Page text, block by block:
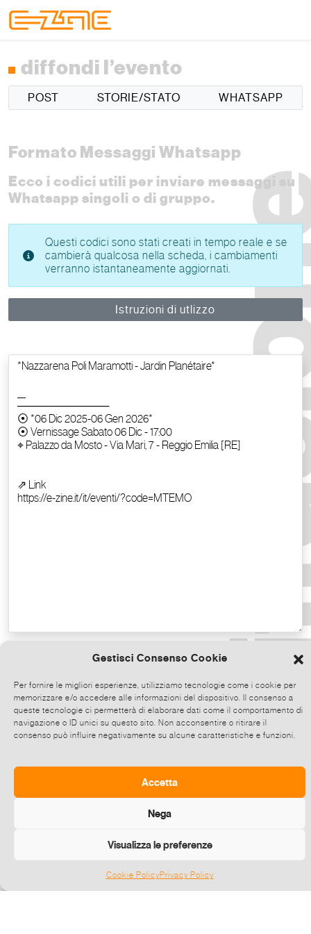
Gestisci Consenso Cookie
Per fornire le migliori esperienze, utilizziamo tecnologie come i cookie per
memorizzare e/o accedere alle informazioni del dispositivo. Il consenso a
queste tecnologie ci permetterà di elaborare dati come il comportamento di
navigazione o ID unici su questo sito. Non acconsentire o ritirare il
consenso può influire negativamente su alcune caratteristiche e funzioni.
Accetta
Nega
Visualizza le preferenze
Cookie PolicyPrivacy Policy
diffondi l’evento
POST STORIE/STATO WHATSAPP
Formato Messaggi Whatsapp
Ecco i codici utili per inviare messaggi su
Whatsapp singoli o di gruppo.
Questi codici sono stati creati in tempo reale e se
cambierà qualcosa nella scheda, i cambiamenti
verranno istantaneamente aggiornati.
Istruzioni di utlizzo
Copia il testo
Condividi direttamente su Whatsapp,
clicca e poi scegli fino a 5 contatti alla
volta con cui condividere questo evento.
Invia